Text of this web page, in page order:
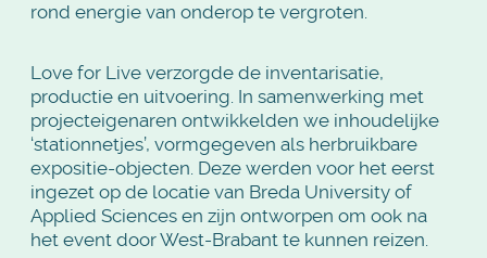
rond energie van onderop te vergroten.
Love for Live verzorgde de inventarisatie,
productie en uitvoering. In samenwerking met
projecteigenaren ontwikkelden we inhoudelijke
‘stationnetjes’, vormgegeven als herbruikbare
expositie-objecten. Deze werden voor het eerst
ingezet op de locatie van Breda University of
Applied Sciences en zijn ontworpen om ook na
het event door West-Brabant te kunnen reizen.